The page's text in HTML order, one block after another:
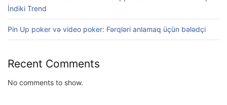
İndiki Trend
Pin Up poker və video poker: Fərqləri anlamaq üçün bələdçi
Recent Comments
No comments to show.